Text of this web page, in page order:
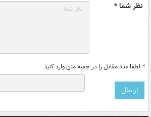
نظر شما *
* لطفا عدد مقابل را در جعبه متن وارد کنید